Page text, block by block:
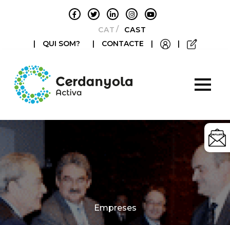
CATALÀCASTELLANO
|
QUI SOM? | CONTACTE | |
Categories
Empreses